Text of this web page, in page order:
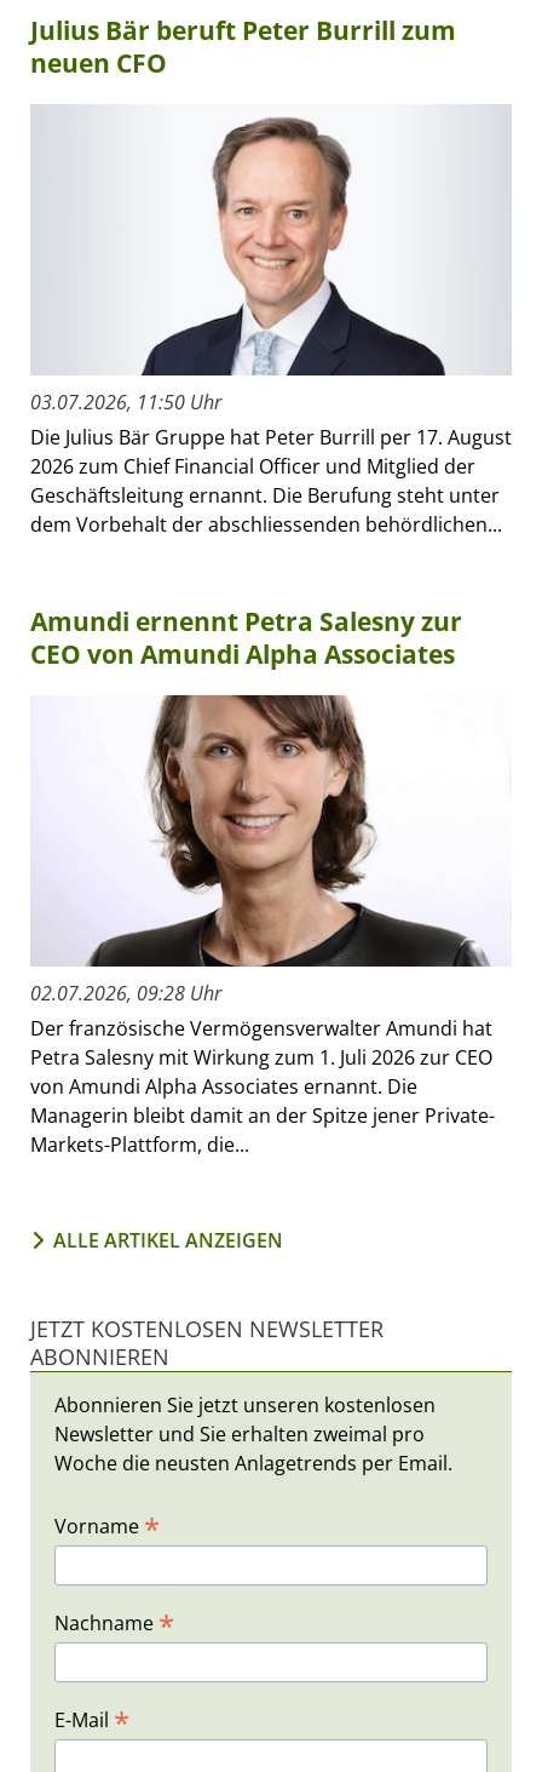
Julius Bär beruft Peter Burrill zum
neuen CFO
03.07.2026, 11:50 Uhr
Die Julius Bär Gruppe hat Peter Burrill per 17. August
2026 zum Chief Financial Officer und Mitglied der
Geschäftsleitung ernannt. Die Berufung steht unter
dem Vorbehalt der abschliessenden behördlichen...
Amundi ernennt Petra Salesny zur
CEO von Amundi Alpha Associates
02.07.2026, 09:28 Uhr
Der französische Vermögensverwalter Amundi hat
Petra Salesny mit Wirkung zum 1. Juli 2026 zur CEO
von Amundi Alpha Associates ernannt. Die
Managerin bleibt damit an der Spitze jener Private-
Markets-Plattform, die...
ALLE ARTIKEL ANZEIGEN
JETZT KOSTENLOSEN NEWSLETTER
ABONNIEREN
Abonnieren Sie jetzt unseren kostenlosen
Newsletter und Sie erhalten zweimal pro
Woche die neusten Anlagetrends per Email.
Vorname *
Nachname *
E-Mail *